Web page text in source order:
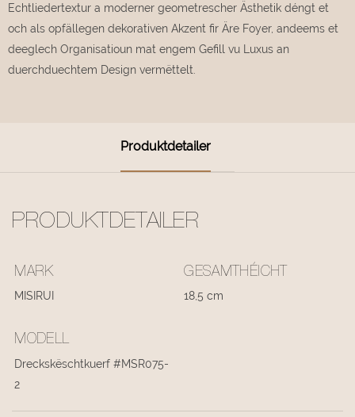
Echtliedertextur a moderner geometrescher Ästhetik déngt et
och als opfällegen dekorativen Akzent fir Äre Foyer, andeems et
deeglech Organisatioun mat engem Gefill vu Luxus an
duerchduechtem Design vermëttelt.
Produktdetailer
PRODUKTDETAILER
MARK
MISIRUI
GESAMTHÉICHT
18,5 cm
MODELL
Dreckskëschtkuerf #MSR075-
2